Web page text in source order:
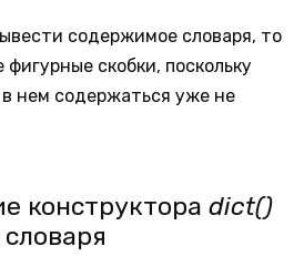
содержимое словаря, то
скобки, поскольку
нем содержаться уже не
конструктора dict()